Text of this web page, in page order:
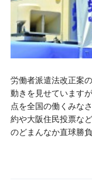
労働者派遣法改正案
動きを見せています
点を全国の働くみな
約や大阪住民投票な
のどまんなか直球勝